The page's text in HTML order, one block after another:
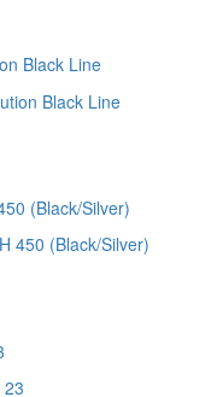
Black Line
(Black/Silver)